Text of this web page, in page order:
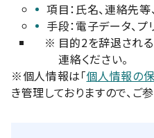
項目：氏名、連絡先
手段：電子データ、プ
※ 目的2を辞退され
連絡ください。
※個人情報は「個人情報の
き管理しておりますので、ご